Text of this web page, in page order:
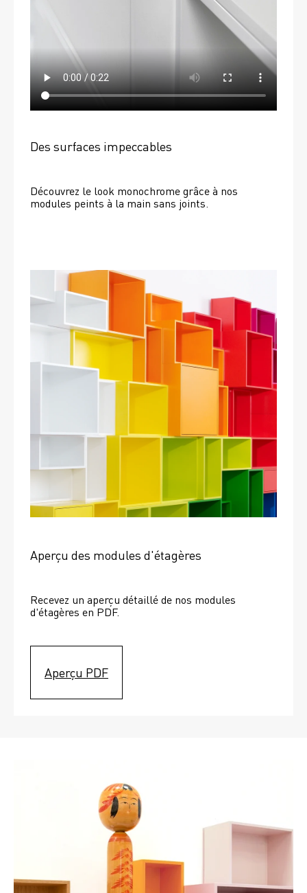
Des surfaces impeccables
Découvrez le look monochrome grâce à nos
modules peints à la main sans joints.
Aperçu des modules d'étagères
Recevez un aperçu détaillé de nos modules
d'étagères en PDF.
Aperçu PDF